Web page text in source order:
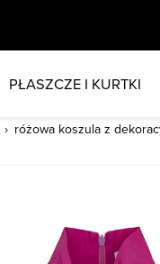
PŁASZCZE I KURTKI
różowa koszula z